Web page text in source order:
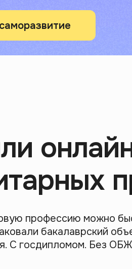
профессию можно
бакалаврский
С госдипломом. Без